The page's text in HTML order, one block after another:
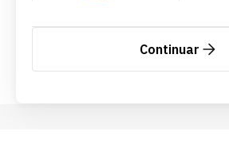
Continuar